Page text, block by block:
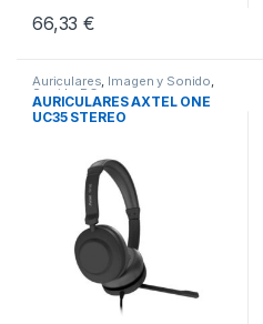
66,33€
Auriculares, Imagen y Sonido,
Sonido PC
AURICULARES AXTEL ONE
UC35 STEREO